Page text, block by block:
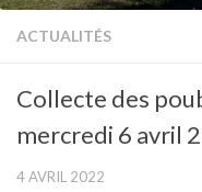
ACTUALITÉS
Collecte des
mercredi 6 avril
4 AVRIL 2022